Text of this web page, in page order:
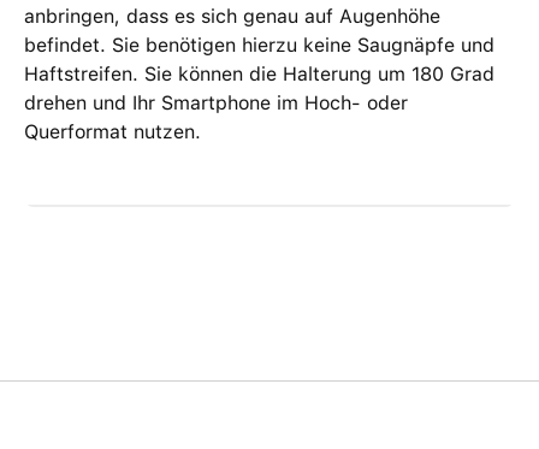
anbringen, dass es sich genau auf Augenhöhe
befindet. Sie benötigen hierzu keine Saugnäpfe und
Haftstreifen. Sie können die Halterung um 180 Grad
drehen und Ihr Smartphone im Hoch- oder
Querformat nutzen.